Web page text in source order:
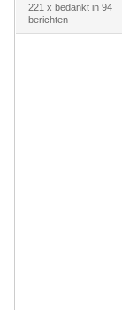
221 x bedankt in 94
berichten